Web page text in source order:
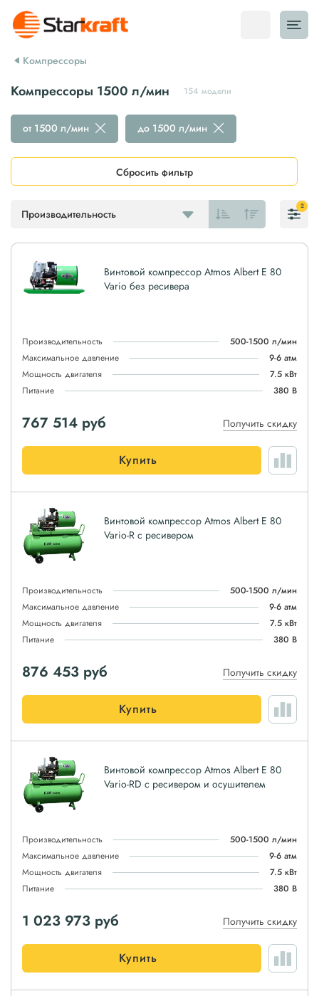
Компрессоры
Компрессоры 1500 л/мин 154 модели
Производительность
от 1500 л/мин до 1500 л/мин
Сбросить фильтр
2
Винтовой компрессор Atmos Albert E 80
Vario без ресивера
Производительность
500-1500 л/мин
Максимальное давление
9-6 атм
Мощность двигателя
7.5 кВт
Питание
380 В
767 514 руб Получить скидку
Купить
Винтовой компрессор Atmos Albert E 80
Vario-R с ресивером
Производительность
500-1500 л/мин
Максимальное давление
9-6 атм
Мощность двигателя
7.5 кВт
Питание
380 В
876 453 руб Получить скидку
Купить
Винтовой компрессор Atmos Albert E 80
Vario-RD с ресивером и осушителем
Производительность
500-1500 л/мин
Максимальное давление
9-6 атм
Мощность двигателя
7.5 кВт
Питание
380 В
1 023 973 руб Получить скидку
Купить